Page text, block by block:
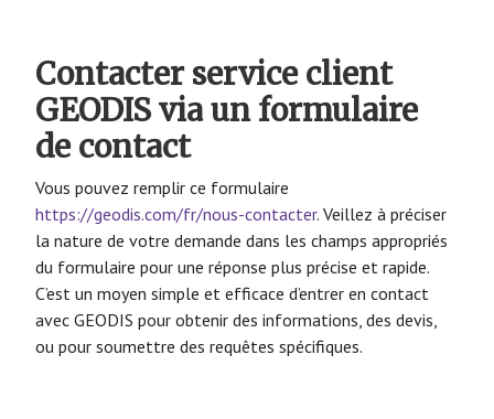
Contacter service client
GEODIS via un formulaire
de contact
Vous pouvez remplir ce formulaire
https://geodis.com/fr/nous-contacter. Veillez à préciser
la nature de votre demande dans les champs appropriés
du formulaire pour une réponse plus précise et rapide.
C’est un moyen simple et efficace d’entrer en contact
avec GEODIS pour obtenir des informations, des devis,
ou pour soumettre des requêtes spécifiques.